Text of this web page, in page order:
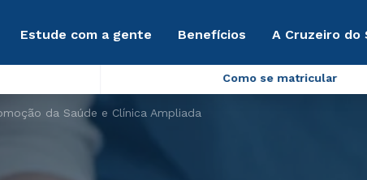
Estude com a gente Benefícios A Cruzeiro do
Como se matricular
da Saúde e Clínica Ampliada